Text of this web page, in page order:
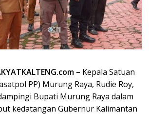
– Kepala Satuan
PP) Murung Raya, Rudie Roy,
Bupati Murung Raya dalam
kedatangan Gubernur Kalimantan